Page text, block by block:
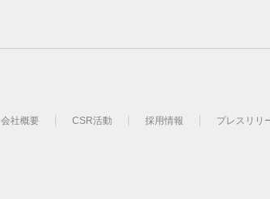
会社概要 CSR活動 採用情報 プレスリリ